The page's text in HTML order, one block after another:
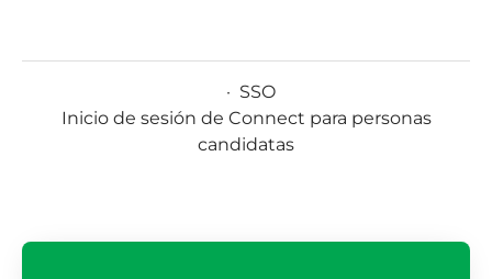
· SSO
Inicio de sesión de Connect para personas
candidatas